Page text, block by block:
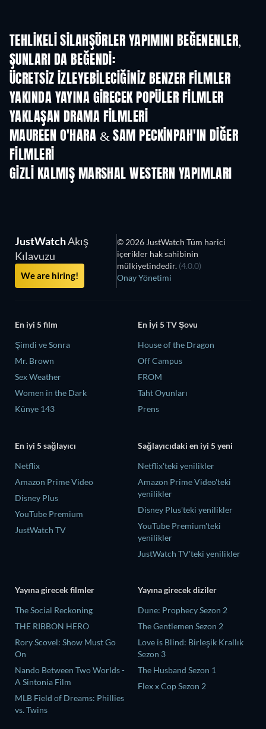
TEHLIKELI SILAHŞÖRLER YAPIMINI BEĞENENLER,
ŞUNLARI DA BEĞENDI:
ÜCRETSIZ IZLEYEBILECIĞINIZ BENZER FILMLER
YAKINDA YAYINA GIRECEK POPÜLER FILMLER
YAKLAŞAN DRAMA FILMLERI
MAUREEN O'HARA & SAM PECKINPAH'IN DIĞER
FILMLERI
GIZLI KALMIŞ MARSHAL WESTERN YAPIMLARI
TV
JustWatchAkış
Kılavuzu
We are hiring!
© 2026 JustWatch Tüm harici
içerikler hak sahibinin
mülkiyetindedir. (4.0.0)
Onay Yönetimi
En iyi 5 film
Şimdi ve Sonra
Mr. Brown
Sex Weather
Women in the Dark
Künye 143
En İyi 5 TV Şovu
House of the Dragon
Off Campus
FROM
Taht Oyunları
Prens
En iyi 5 sağlayıcı
Netflix
Amazon Prime Video
Disney Plus
YouTube Premium
JustWatch TV
Sağlayıcıdaki en iyi 5 yeni
Netflix'teki yenilikler
Amazon Prime Video'teki
yenilikler
Disney Plus'teki yenilikler
YouTube Premium'teki
yenilikler
JustWatch TV'teki yenilikler
Yayına girecek filmler
The Social Reckoning
THE RIBBON HERO
Rory Scovel: Show Must Go
On
Nando Between Two Worlds -
A Sintonia Film
MLB Field of Dreams: Phillies
vs. Twins
Yayına girecek diziler
Dune: Prophecy Sezon 2
The Gentlemen Sezon 2
Love is Blind: Birleşik Krallık
Sezon 3
The Husband Sezon 1
Flex x Cop Sezon 2